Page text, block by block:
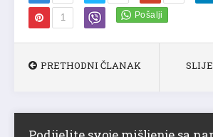
1
PRETHODNI ČLANAK